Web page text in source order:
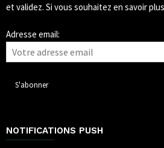
et validez. Si vous souhaitez en savoir
Adresse email:
NOTIFICATIONS PUSH